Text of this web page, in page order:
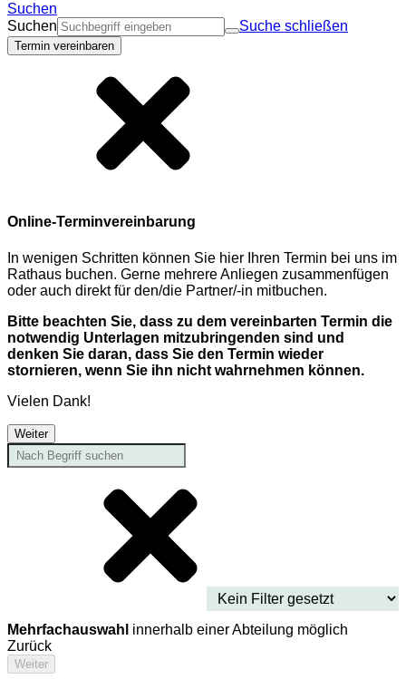
Suchen
Suchen
Suche schließen
Termin vereinbaren
Online-Terminvereinbarung
In wenigen Schritten können Sie hier Ihren Termin bei uns im
Rathaus buchen. Gerne mehrere Anliegen zusammenfügen
oder auch direkt für den/die Partner/-in mitbuchen.
Bitte beachten Sie, dass zu dem vereinbarten Termin die
notwendig Unterlagen mitzubringenden sind und
denken Sie daran, dass Sie den Termin wieder
stornieren, wenn Sie ihn nicht wahrnehmen können.
Vielen Dank!
Weiter
Mehrfachauswahl innerhalb einer Abteilung möglich
Zurück
Weiter